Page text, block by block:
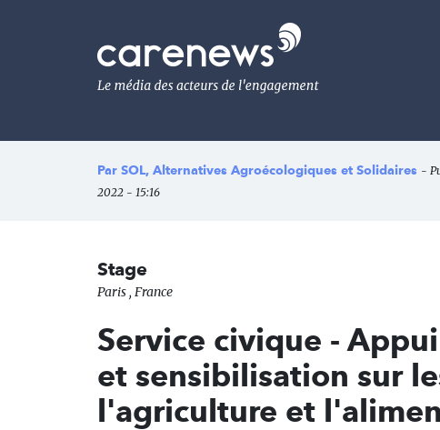
Le
média
de
l'engagement
Par SOL, Alternatives Agroécologiques et Solidaires -
2022 - 15:16
Stage
Paris , France
Service civique -
et sensibilisation sur
l'agriculture et